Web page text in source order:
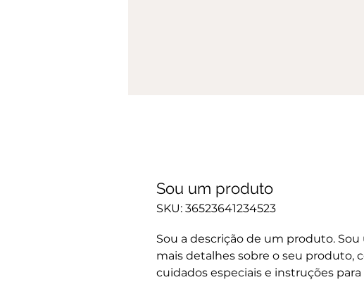
Sou um produto
SKU: 36523641234523
Sou a descrição de um produto.
mais detalhes sobre o seu produto,
cuidados especiais e instruções para